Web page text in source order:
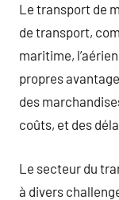
Le transport de
de transport,
maritime,
propres
des
coûts, et des
Le secteur du
à divers